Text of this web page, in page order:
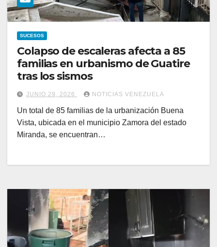
SUCESOS
Colapso de escaleras afecta a 85
familias en urbanismo de Guatire
tras los sismos
JUNIO 29, 2026 NOTICIAS VENEZUELA
Un total de 85 familias de la urbanización Buena
Vista, ubicada en el municipio Zamora del estado
Miranda, se encuentran…